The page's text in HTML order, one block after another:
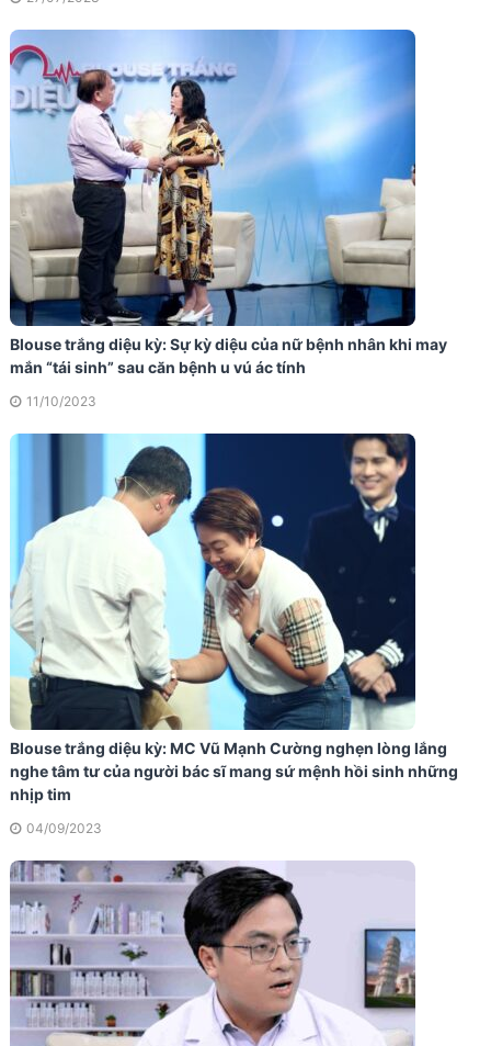
Blouse trắng diệu kỳ: Sự kỳ diệu của nữ bệnh nhân khi may
mắn “tái sinh” sau căn bệnh u vú ác tính
11/10/2023
Blouse trắng diệu kỳ: MC Vũ Mạnh Cường nghẹn lòng lắng
nghe tâm tư của người bác sĩ mang sứ mệnh hồi sinh những
nhịp tim
04/09/2023